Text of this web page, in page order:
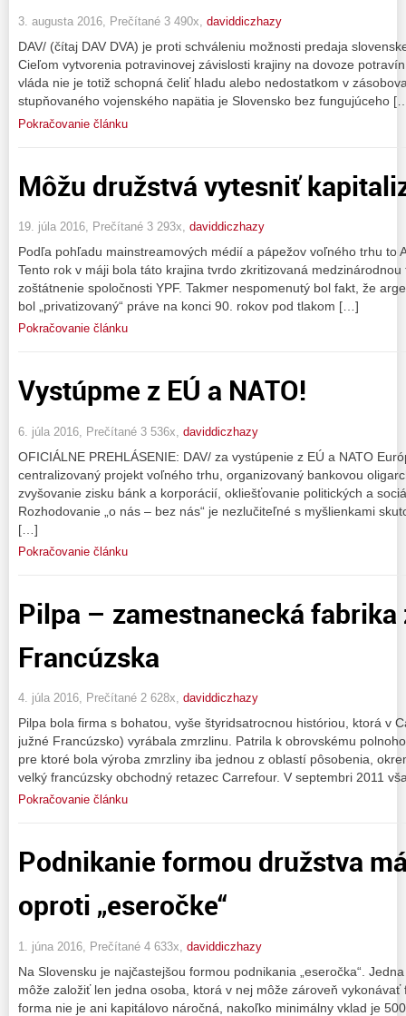
3. augusta 2016, Prečítané 3 490x, daviddiczhazy
DAV/ (čítaj DAV DVA) je proti schváleniu možnosti predaja
Cieľom vytvorenia potravinovej závislosti krajiny na dovoze
vláda nie je totiž schopná čeliť hladu alebo nedostatkom v
stupňovaného vojenského napätia je Slovensko bez fungujúceho
Pokračovanie článku
Môžu družstvá vytesniť
19. júla 2016, Prečítané 3 293x, daviddiczhazy
Podľa pohľadu mainstreamových médií a pápežov voľného trhu to
Tento rok v máji bola táto krajina tvrdo zkritizovaná
zoštátnenie spoločnosti YPF. Takmer nespomenutý bol fakt, že
bol „privatizovaný“ práve na konci 90. rokov pod tlakom […]
Pokračovanie článku
Vystúpme z EÚ a NATO!
6. júla 2016, Prečítané 3 536x, daviddiczhazy
OFICIÁLNE PREHLÁSENIE: DAV/ za vystúpenie z EÚ a NATO
centralizovaný projekt voľného trhu, organizovaný bankovou
zvyšovanie zisku bánk a korporácií, okliešťovanie politických a
Rozhodovanie „o nás – bez nás“ je nezlučiteľné s myšlienkami
[…]
Pokračovanie článku
Pilpa – zamestnanecká fabrika
Francúzska
4. júla 2016, Prečítané 2 628x, daviddiczhazy
Pilpa bola firma s bohatou, vyše štyridsatrocnou históriou, ktorá v
južné Francúzsko) vyrábala zmrzlinu. Patrila k obrovskému
pre ktoré bola výroba zmrzliny iba jednou z oblastí pôsobenia,
velký francúzsky obchodný retazec Carrefour. V septembri 2011
Pokračovanie článku
Podnikanie formou družstva
oproti „eseročke“
1. júna 2016, Prečítané 4 633x, daviddiczhazy
Na Slovensku je najčastejšou formou podnikania „eseročka“.
môže založiť len jedna osoba, ktorá v nej môže zároveň
forma nie je ani kapitálovo náročná, nakoľko minimálny vklad je